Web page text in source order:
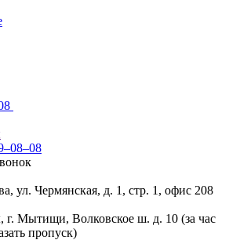
ул. Чермянская, д. 1, стр. 1, офис 208
г. Мытищи, Волковское ш. д. 10 (за час
пропуск)